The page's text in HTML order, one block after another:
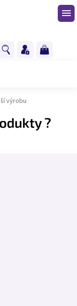
NÁKUPNÍ
výrobu
?